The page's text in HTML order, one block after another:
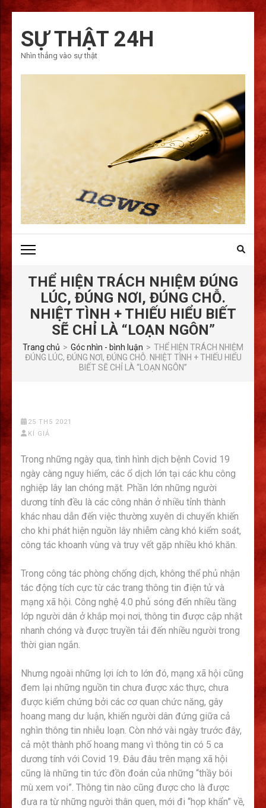
qua
tới
nội
SỰ THẬT 24H
Nhìn thẳng vào sự thật
THỂ HIỆN TRÁCH NHIỆM ĐÚNG
LÚC, ĐÚNG NƠI, ĐÚNG CHỖ.
NHIỆT TÌNH + THIẾU HIỂU BIẾT
SẼ CHỈ LÀ “LOẠN NGÔN”
Trang chủ > Góc nhìn - bình luận > THỂ HIỆN TRÁCH NHIỆM
ĐÚNG LÚC, ĐÚNG NƠI, ĐÚNG CHỖ. NHIỆT TÌNH + THIẾU HIỂU
BIẾT SẼ CHỈ LÀ “LOẠN NGÔN”
25 TH5 2021
KÍ GIẢ
Trong những ngày qua, tình hình dịch bệnh Covid 19
ngày càng nguy hiểm, các ổ dịch lớn tại các khu công
nghiệp lây lan chóng mặt. Phần lớn những người
dương tính đều là các công nhân ở nhiều tỉnh thành
khác nhau dẫn đến việc thường xuyên di chuyển khiến
cho khi phát hiện nguồn lây nhiễm càng khó kiểm soát,
công tác khoanh vùng và truy vết gặp nhiều khó khăn.
Trong công tác phòng chống dịch, không thể phủ nhận
tác động tích cực từ các trang thông tin điện tử và
mạng xã hội. Công nghệ 4.0 phủ sóng đến nhiều tầng
lớp người dân ở khắp mọi nơi, thông tin được cập nhật
nhanh chóng và được truyền tải đến nhiều người trong
thời gian ngắn.
Nhưng ngoài những lợi ích to lớn đó, mạng xã hội cũng
đem lại những nguồn tin chưa được xác thực, chưa
được kiểm chứng bởi các cơ quan chức năng, gây
hoang mang dư luận, khiến người dân đứng giữa cả
nghìn thông tin nhiễu loạn. Còn nhớ vài ngày trước đây,
cả một thành phố hoang mang vì thông tin có 5 ca
dương tính với Covid 19. Đâu đâu trên mạng xã hội
cũng là những tin tức đồn đoán của những “thầy bói
mù xem voi”. Thông tin nào cũng được cho là được
đưa ra từ những người thân quen, mới đi “họp khẩn” về,